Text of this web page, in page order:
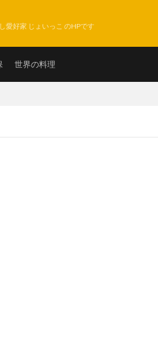
愛好家 じょいっこ のHPです
世界の料理